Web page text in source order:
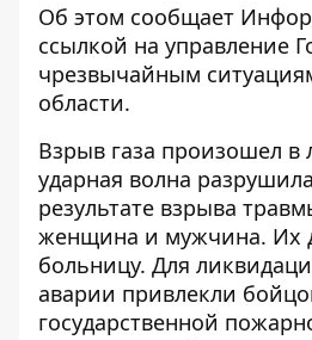
Об этом сообщает
ссылкой на управление
чрезвычайным
области.
Взрыв газа произошел в
ударная волна
результате взрыва
женщина и мужчина. Их
больницу. Для
аварии привлекли
государственной